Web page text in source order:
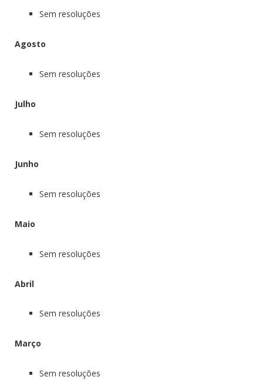
Sem resoluções
Agosto
Sem resoluções
Julho
Sem resoluções
Junho
Sem resoluções
Maio
Sem resoluções
Abril
Sem resoluções
Março
Sem resoluções